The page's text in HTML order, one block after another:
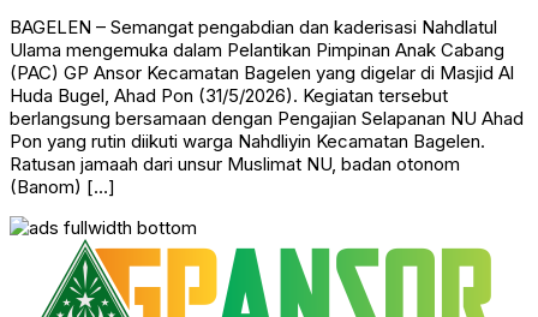
BAGELEN – Semangat pengabdian dan kaderisasi Nahdlatul
Ulama mengemuka dalam Pelantikan Pimpinan Anak Cabang
(PAC) GP Ansor Kecamatan Bagelen yang digelar di Masjid Al
Huda Bugel, Ahad Pon (31/5/2026). Kegiatan tersebut
berlangsung bersamaan dengan Pengajian Selapanan NU Ahad
Pon yang rutin diikuti warga Nahdliyin Kecamatan Bagelen.
Ratusan jamaah dari unsur Muslimat NU, badan otonom
(Banom) […]